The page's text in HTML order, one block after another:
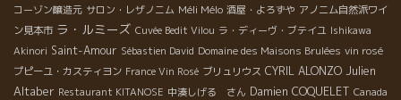
コーゾン醸造元 サロン・レザノニム Méli Mélo 酒屋・よろずや アノニム自然派ワイ
ン見本市 ラ・ルミーズ Cuvée Bedit Vilou ラ・ディーヴ・ブテイユ Ishikawa
Akinori Saint-Amour Sébastien David Domaine des Maisons Brulées vin rosé
プピーユ・カスティヨン France Vin Rosé ブリュリウス CYRIL ALONZO Julien
Altaber Restaurant KITANOSE 中湊しげる さん Damien COQUELET Canada